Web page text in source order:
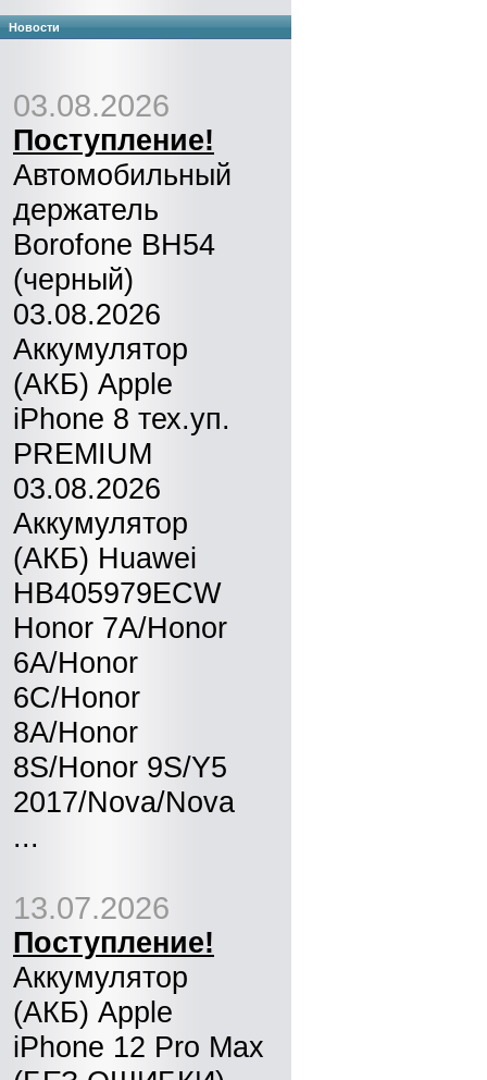
Новости
03.08.2026
Поступление!
Автомобильный
держатель
Borofone BH54
(черный)
03.08.2026
Аккумулятор
(АКБ) Apple
iPhone 8 тех.уп.
PREMIUM
03.08.2026
Аккумулятор
(АКБ) Huawei
HB405979ECW
Honor 7A/Honor
6A/Honor
6C/Honor
8A/Honor
8S/Honor 9S/Y5
2017/Nova/Nova
...
13.07.2026
Поступление!
Аккумулятор
(АКБ) Apple
iPhone 12 Pro Max